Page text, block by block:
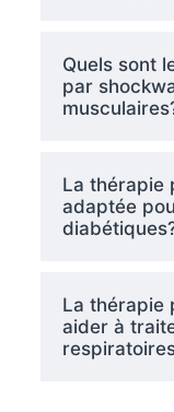
Quels sont
par
La thérapie
adaptée
La thérapie
aider à